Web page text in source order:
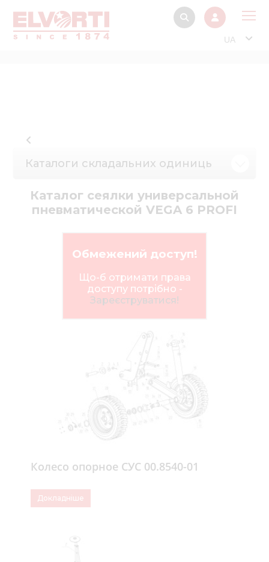
Інформація
Інформація
UA
Каталоги складальних одиниць
Каталог сеялки универсальной
пневматической VEGA 6 PROFI
Обмежений доступ!
Що-б отримати права
доступу потрібно -
Зареєструватися!
Колесо опорное СУС 00.8540-01
Докладніше